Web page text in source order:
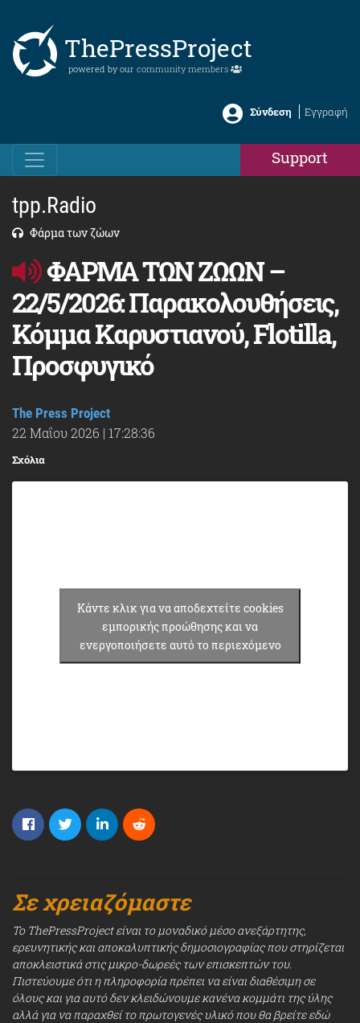
ThePressProject
powered by our community members
Σύνδεση Εγγραφή
Support
tpp.Radio
Φάρμα των ζώων
ΦΑΡΜΑ ΤΩΝ ΖΩΩΝ –
22/5/2026: Παρακολουθήσεις,
Κόμμα Καρυστιανού, Flotilla,
Προσφυγικό
The Press Project
22 Μαΐου 2026 | 17:28:36
Σχόλια
Κάντε κλικ για να αποδεχτείτε cookies
εμπορικής προώθησης και να
ενεργοποιήσετε αυτό το περιεχόμενο
Σε χρειαζόμαστε
Το ThePressProject είναι το μοναδικό μέσο ανεξάρτητης,
ερευνητικής και αποκαλυπτικής δημοσιογραφίας που στηρίζεται
αποκλειστικά στις μικρο-δωρεές των επισκεπτών του.
Πιστεύουμε ότι η πληροφορία πρέπει να είναι διαθέσιμη σε
όλους και για αυτό δεν κλειδώνουμε κανένα κομμάτι της ύλης
αλλά για να παραχθεί το πρωτογενές υλικό που θα βρείτε εδώ